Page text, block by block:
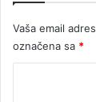
Vaša email
označena sa *